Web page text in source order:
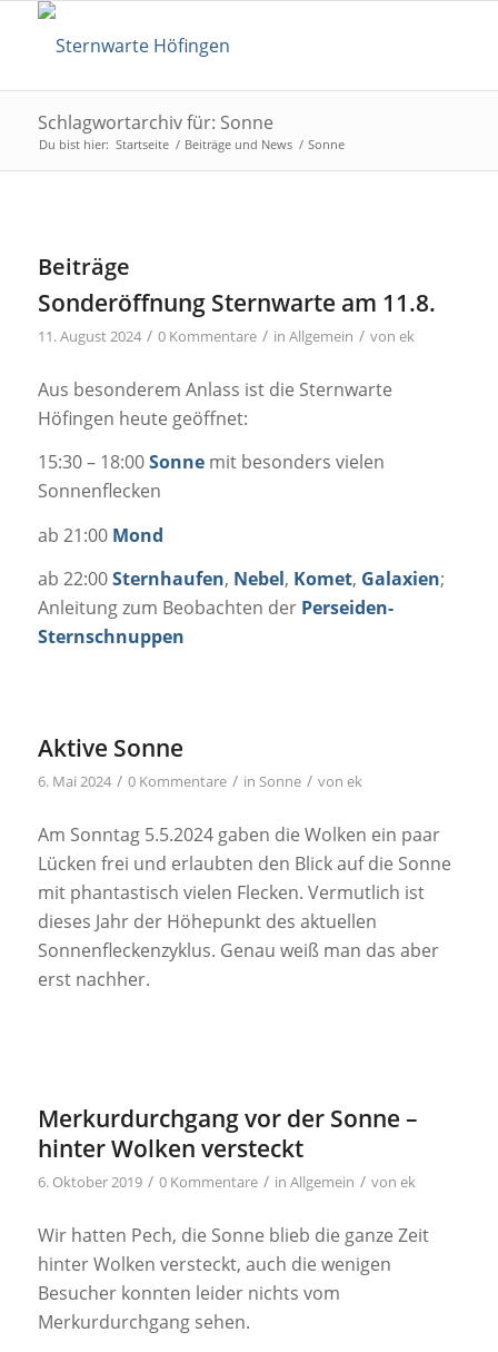
Schlagwortarchiv für: Sonne
Du bist hier: Startseite / Beiträge und News / Sonne
Beiträge
Sonderöffnung Sternwarte am 11.8.
11. August 2024 / 0 Kommentare / in Allgemein / von ek
Aus besonderem Anlass ist die Sternwarte
Höfingen heute geöffnet:
15:30 – 18:00Sonne mit besonders vielen
Sonnenflecken
ab 21:00 Mond
ab 22:00Sternhaufen, Nebel, Komet, Galaxien;
Anleitung zum Beobachten der Perseiden-
Sternschnuppen
Aktive Sonne
6. Mai 2024 / 0 Kommentare / in Sonne / von ek
Am Sonntag 5.5.2024 gaben die Wolken ein paar
Lücken frei und erlaubten den Blick auf die Sonne
mit phantastisch vielen Flecken. Vermutlich ist
dieses Jahr der Höhepunkt des aktuellen
Sonnenfleckenzyklus. Genau weiß man das aber
erst nachher.
Merkurdurchgang vor der Sonne –
hinter Wolken versteckt
6. Oktober 2019 / 0 Kommentare / in Allgemein / von ek
Wir hatten Pech, die Sonne blieb die ganze Zeit
hinter Wolken versteckt, auch die wenigen
Besucher konnten leider nichts vom
Merkurdurchgang sehen.